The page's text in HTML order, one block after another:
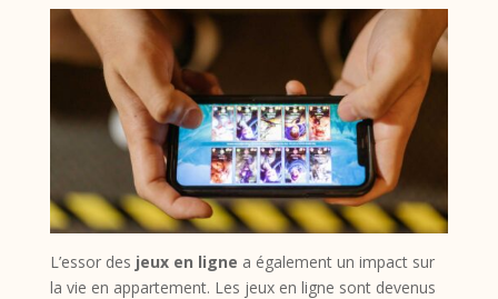
L’essor des jeux en ligne a également un impact sur
la vie en appartement. Les jeux en ligne sont devenus